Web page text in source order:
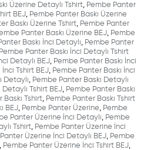
Üzerine Detaylı Tshirt, Pembe Panter
BEJ, Pembe Panter Baskı Üzerine
Baskı Üzerine Tshirt, Pembe Panter
Panter Baskı Üzerine BEJ, Pembe
Baskı İnci Detaylı, Pembe Panter
Pembe Panter Baskı İnci Detaylı Tshirt
Detaylı BEJ, Pembe Panter Baskı İnci
İnci Tshirt BEJ, Pembe Panter Baskı İnci
Detaylı, Pembe Panter Baskı Detaylı
Detaylı Tshirt BEJ, Pembe Panter Baskı
Baskı Tshirt, Pembe Panter Baskı Tshirt
BEJ, Pembe Panter Üzerine, Pembe
Panter Üzerine İnci Detaylı, Pembe
Tshirt, Pembe Panter Üzerine İnci
Üzerine İnci Detaylı BEJ, Pembe
Pembe Panter Üzerine İnci Tshirt BEJ,